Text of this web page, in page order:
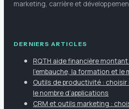
marketing, carrière et
DERNIERS ARTICLES
RQTH aide financière
l’embauche, la formation et le
Outils de productivité : choisir
le nombre d’applications
CRM et outils marketing :